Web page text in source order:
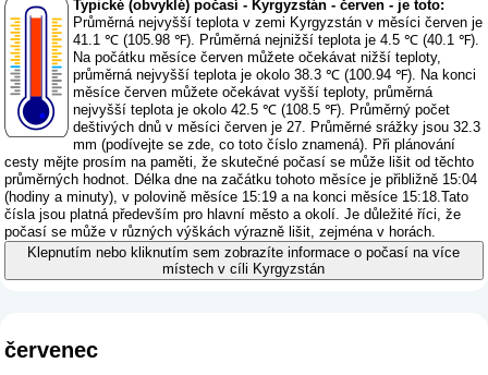
Typické (obvyklé) počasí - Kyrgyzstán - červen - je toto:
Průměrná nejvyšší teplota v zemi Kyrgyzstán v měsíci červen je
41.1 ℃ (105.98 ℉). Průměrná nejnižší teplota je 4.5 ℃ (40.1 ℉).
Na počátku měsíce červen můžete očekávat nižší teploty,
průměrná nejvyšší teplota je okolo 38.3 ℃ (100.94 ℉). Na konci
měsíce červen můžete očekávat vyšší teploty, průměrná
nejvyšší teplota je okolo 42.5 ℃ (108.5 ℉). Průměrný počet
deštivých dnů v měsíci červen je 27. Průměrné srážky jsou 32.3
mm (podívejte se zde, co toto číslo znamená). Při plánování
cesty mějte prosím na paměti, že skutečné počasí se může lišit od těchto
průměrných hodnot. Délka dne na začátku tohoto měsíce je přibližně 15:04
(hodiny a minuty), v polovině měsíce 15:19 a na konci měsíce 15:18.Tato
čísla jsou platná především pro hlavní město a okolí. Je důležité říci, že
počasí se může v různých výškách výrazně lišit, zejména v horách.
Klepnutím nebo kliknutím sem zobrazíte informace o počasí na více
místech v cíli Kyrgyzstán
červenec